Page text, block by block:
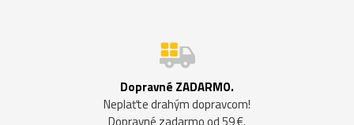
Dopravné ZADARMO.
Neplaťte drahým dopravcom!
Dopravné zadarmo od 59 €.